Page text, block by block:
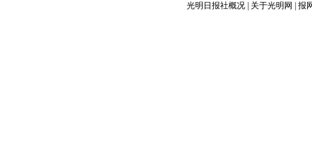
光明日报社概况 关于光明网 报